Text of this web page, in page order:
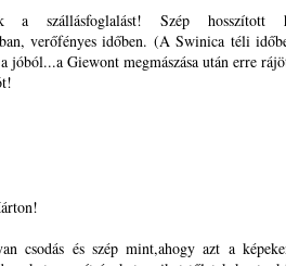
a szállásfoglalást! Szép hosszított
verőfényes időben. (A Swinica téli
jóból...a Giewont megmászása után erre
csodás és szép mint,ahogy azt a